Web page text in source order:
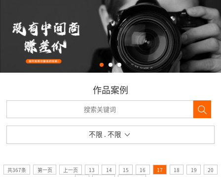
作品案例
不限 . 不限
共367条 第一页 上一页 13 14 15 16 17 18 19
20